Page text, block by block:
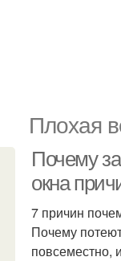
Плохая
Почему
окна
7 причин
Почему
повсеместно,